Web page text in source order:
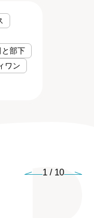
と部下
ワン
1 / 10